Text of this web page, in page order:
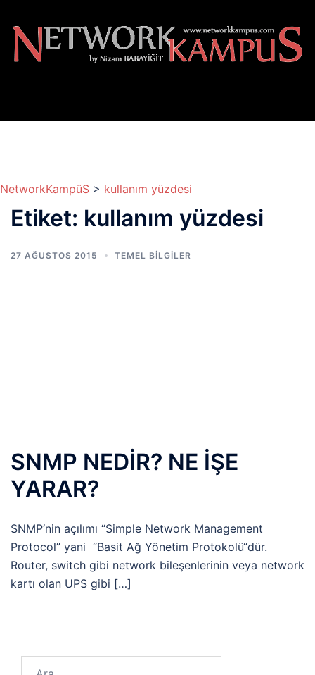
atla
NetworkKampüS > kullanım yüzdesi
Etiket: kullanım yüzdesi
27 AĞUSTOS 2015 TEMEL BİLGİLER
SNMP NEDİR? NE İŞE
YARAR?
SNMP‘nin açılımı “Simple Network Management
Protocol” yani “Basit Ağ Yönetim Protokolü“dür.
Router, switch gibi network bileşenlerinin veya network
kartı olan UPS gibi […]